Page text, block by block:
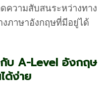
ความสับสนระหว่างทาง
ภาษาอังกฤษที่มีอยู่ได้
กับ A-Level อังกฤษ
ด้ง่าย